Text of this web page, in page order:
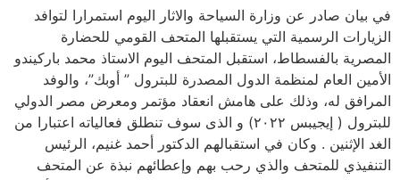
في بيان صادر عن وزارة السياحة والاثار اليوم استمرارا لتوافد
الزيارات الرسمية التي يستقبلها المتحف القومي للحضارة
المصرية بالفسطاط، استقبل المتحف اليوم الاستاذ محمد باركيندو
الأمين العام لمنظمة الدول المصدرة للبترول ” أوبك”، والوفد
المرافق له، وذلك على هامش انعقاد مؤتمر ومعرض مصر الدولي
للبترول ( إيجيبس ٢٠٢٢) و الذى سوف تنطلق فعالياته اعتبارا من
الغد الإثنين . وكان في استقبالهم الدكتور أحمد غنيم، الرئيس
التنفيذي للمتحف والذي رحب بهم وإعطائهم نبذة عن المتحف